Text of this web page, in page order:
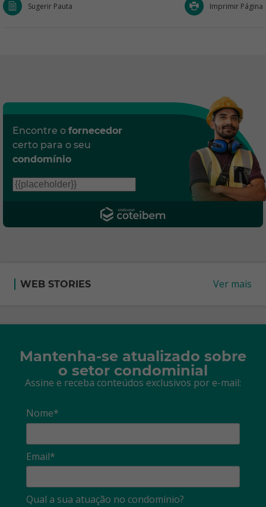
Sugerir Pauta Imprimir Página
Encontre o fornecedor
certo para o seu
condomínio
WEB STORIES Ver mais
Mantenha-se atualizado sobre
o setor condominial
Assine e receba conteúdos exclusivos por e-mail:
Nome*
Email*
Qual a sua atuação no condomínio?